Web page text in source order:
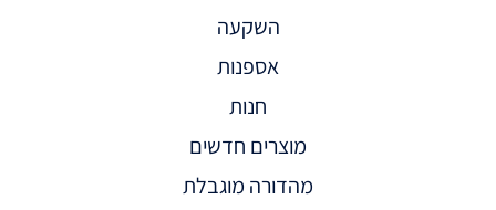
השקעה
אספנות
חנות
מוצרים חדשים
מהדורה מוגבלת